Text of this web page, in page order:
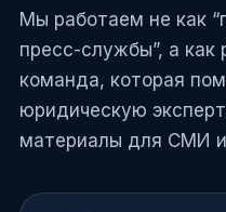
Мы работаем не как
пресс-службы”, а как
команда, которая
юридическую
материалы для СМИ и